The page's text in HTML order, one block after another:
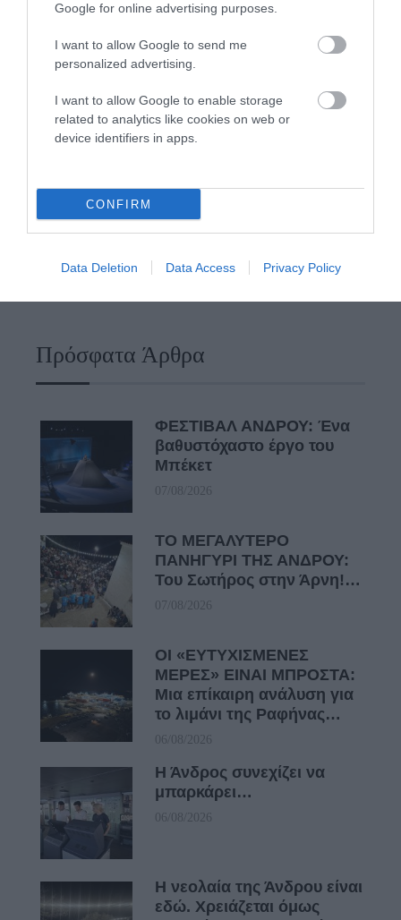
Google for online advertising purposes.
I want to allow Google to send me
personalized advertising.
I want to allow Google to enable storage
related to analytics like cookies on web or
device identifiers in apps.
CONFIRM
Data Deletion Data Access Privacy Policy
ΦΕΣΤΙΒΑΛ ΑΝΔΡΟΥ: Ένα βαθυστόχαστο έργο του
Μπέκετ
Η νεολαία της Άνδρου είναι εδώ. Χρειάζεται όμως
ευκαιρίες για να φανεί.
ΣΥΓΚΛΟΝΙΣΤΙΚΟΣ ΑΠΟΧΑΙΡΕΤΙΣΜΟΣ ΣΤΗ
ΡΑΦΗΝΑ ΣΤΟ «ΤΕΛΕΥΤΑΙΟ ΜΠΑΡΚΟ» ΤΟΥ
ΚΑΠΕΤΑΝ ΑΝΤΩΝΗ ΒΙΔΑΛΗ
Απαράδεκτη εμπειρία στη Ραφήνα. Φωτογραφίες από την
Πρόσφατα Άρθρα
ΦΕΣΤΙΒΑΛ ΑΝΔΡΟΥ: Ένα
βαθυστόχαστο έργο του
Μπέκετ
07/08/2026
ΤΟ ΜΕΓΑΛΥΤΕΡΟ
ΠΑΝΗΓΥΡΙ ΤΗΣ ΑΝΔΡΟΥ:
Του Σωτήρος στην Άρνη!…
07/08/2026
ΟΙ «ΕΥΤΥΧΙΣΜΕΝΕΣ
ΜΕΡΕΣ» ΕΙΝΑΙ ΜΠΡΟΣΤΑ:
Μια επίκαιρη ανάλυση για
το λιμάνι της Ραφήνας…
06/08/2026
Η Άνδρος συνεχίζει να
μπαρκάρει…
06/08/2026
Η νεολαία της Άνδρου είναι
εδώ. Χρειάζεται όμως